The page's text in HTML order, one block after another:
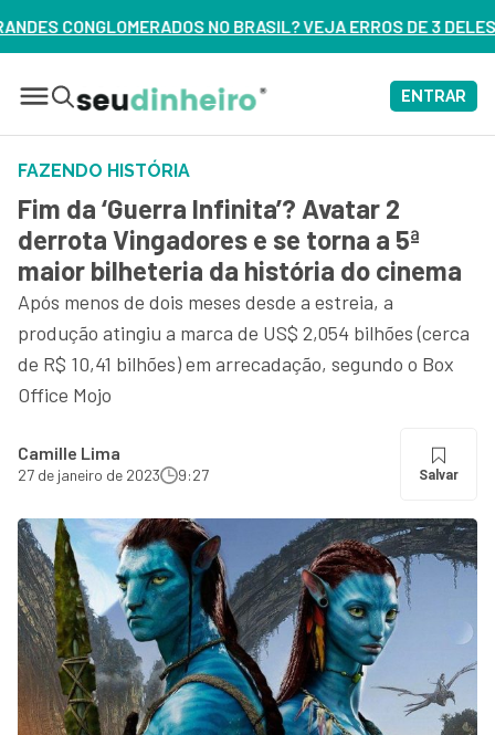
VEJA ERROS DE 3 DELES – ASSISTA AGORA
ENTRAR
FAZENDO HISTÓRIA
Fim da ‘Guerra Infinita’? Avatar 2
derrota Vingadores e se torna a 5ª
maior bilheteria da história do cinema
Após menos de dois meses desde a estreia, a
produção atingiu a marca de US$ 2,054 bilhões (cerca
de R$ 10,41 bilhões) em arrecadação, segundo o Box
Office Mojo
Camille Lima
27 de janeiro de 2023 9:27 Salvar